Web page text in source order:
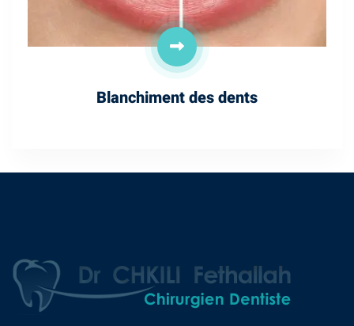
Blanchiment des dents